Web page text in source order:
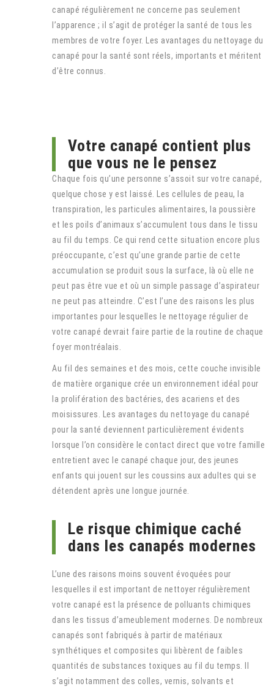
canapé régulièrement ne concerne pas seulement
l’apparence ; il s’agit de protéger la santé de tous les
membres de votre foyer. Les avantages du nettoyage du
canapé pour la santé sont réels, importants et méritent
d’être connus.
Votre canapé contient plus
que vous ne le pensez
Chaque fois qu’une personne s’assoit sur votre canapé,
quelque chose y est laissé. Les cellules de peau, la
transpiration, les particules alimentaires, la poussière
et les poils d’animaux s’accumulent tous dans le tissu
au fil du temps. Ce qui rend cette situation encore plus
préoccupante, c’est qu’une grande partie de cette
accumulation se produit sous la surface, là où elle ne
peut pas être vue et où un simple passage d’aspirateur
ne peut pas atteindre. C’est l’une des raisons les plus
importantes pour lesquelles le nettoyage régulier de
votre canapé devrait faire partie de la routine de chaque
foyer montréalais.
Au fil des semaines et des mois, cette couche invisible
de matière organique crée un environnement idéal pour
la prolifération des bactéries, des acariens et des
moisissures. Les avantages du nettoyage du canapé
pour la santé deviennent particulièrement évidents
lorsque l’on considère le contact direct que votre famille
entretient avec le canapé chaque jour, des jeunes
enfants qui jouent sur les coussins aux adultes qui se
détendent après une longue journée.
Le risque chimique caché
dans les canapés modernes
L’une des raisons moins souvent évoquées pour
lesquelles il est important de nettoyer régulièrement
votre canapé est la présence de polluants chimiques
dans les tissus d’ameublement modernes. De nombreux
canapés sont fabriqués à partir de matériaux
synthétiques et composites qui libèrent de faibles
quantités de substances toxiques au fil du temps. Il
s’agit notamment des colles, vernis, solvants et